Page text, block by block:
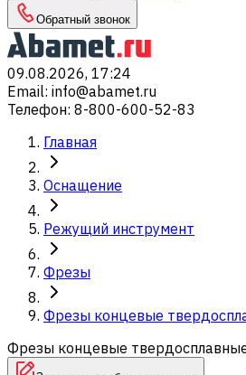
Обратный звонок
09.08.2026, 17:24
Email: info@abamet.ru
Телефон: 8-800-600-52-83
Главная
Оснащение
Режущий инструмент
Фрезы
Фрезы концевые
Фрезы концевые